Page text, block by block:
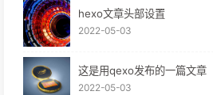
hexo文章头部设置
2022-05-03
这是用qexo发布的一篇文章
2022-05-03